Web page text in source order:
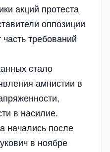
акций протеста
оппозиции
требований
стало
амнистии в
в насилие.
начались после
в ноябре